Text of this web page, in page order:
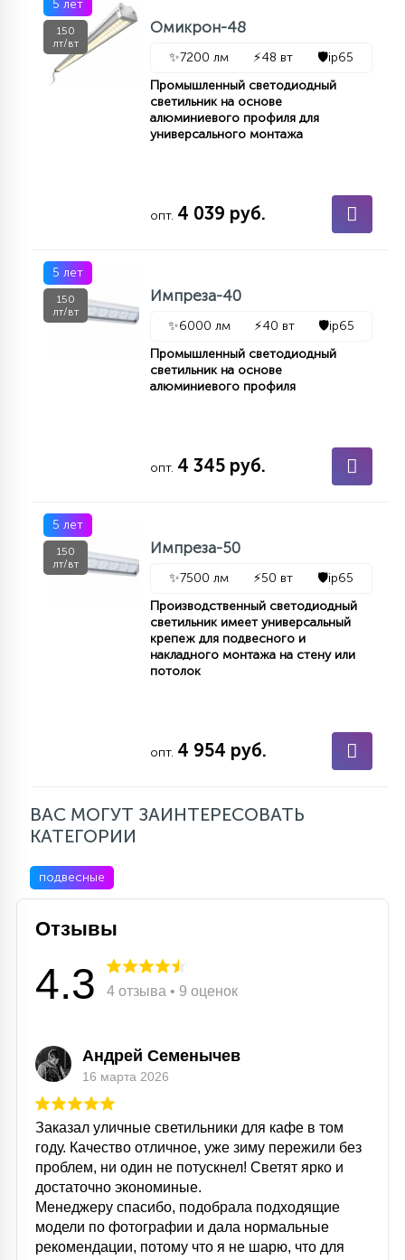
5 лет
150
лт/вт
Омикрон-48
✨7200 лм ⚡48 вт 🛡️ip65
Промышленный светодиодный
светильник на основе
алюминиевого профиля для
универсального монтажа
опт. 4 039 руб.
5 лет
150
лт/вт
Импреза-40
✨6000 лм ⚡40 вт 🛡️ip65
Промышленный светодиодный
светильник на основе
алюминиевого профиля
опт. 4 345 руб.
5 лет
150
лт/вт
Импреза-50
✨7500 лм ⚡50 вт 🛡️ip65
Производственный светодиодный
светильник имеет универсальный
крепеж для подвесного и
накладного монтажа на стену или
потолок
опт. 4 954 руб.
ВАС МОГУТ ЗАИНТЕРЕСОВАТЬ
КАТЕГОРИИ
подвесные
Отзывы
4.3 4 отзыва • 9 оценок
Андрей Семенычев
16 марта 2026
Заказал уличные светильники для кафе в том
году. Качество отличное, уже зиму пережили без
проблем, ни один не потускнел! Светят ярко и
достаточно экономиные.
Менеджеру спасибо, подобрала подходящие
модели по фотографии и дала нормальные
рекомендации, потому что я не шарю, что для